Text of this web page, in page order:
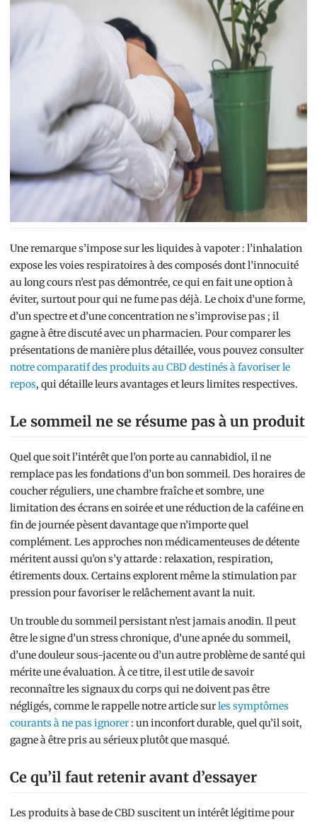
Une remarque s’impose sur les liquides à vapoter : l’inhalation
expose les voies respiratoires à des composés dont l’innocuité
au long cours n’est pas démontrée, ce qui en fait une option à
éviter, surtout pour qui ne fume pas déjà. Le choix d’une forme,
d’un spectre et d’une concentration ne s’improvise pas ; il
gagne à être discuté avec un pharmacien. Pour comparer les
présentations de manière plus détaillée, vous pouvez consulter
notre comparatif des produits au CBD destinés à favoriser le
repos, qui détaille leurs avantages et leurs limites respectives.
Le sommeil ne se résume pas à un produit
Quel que soit l’intérêt que l’on porte au cannabidiol, il ne
remplace pas les fondations d’un bon sommeil. Des horaires de
coucher réguliers, une chambre fraîche et sombre, une
limitation des écrans en soirée et une réduction de la caféine en
fin de journée pèsent davantage que n’importe quel
complément. Les approches non médicamenteuses de détente
méritent aussi qu’on s’y attarde : relaxation, respiration,
étirements doux. Certains explorent même la stimulation par
pression pour favoriser le relâchement avant la nuit.
Un trouble du sommeil persistant n’est jamais anodin. Il peut
être le signe d’un stress chronique, d’une apnée du sommeil,
d’une douleur sous-jacente ou d’un autre problème de santé qui
mérite une évaluation. À ce titre, il est utile de savoir
reconnaître les signaux du corps qui ne doivent pas être
négligés, comme le rappelle notre article surles symptômes
courants à ne pas ignorer: un inconfort durable, quel qu’il soit,
gagne à être pris au sérieux plutôt que masqué.
Ce qu’il faut retenir avant d’essayer
Les produits à base de CBD suscitent un intérêt légitime pour